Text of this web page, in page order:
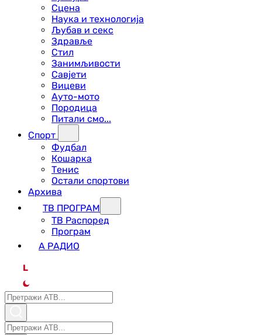
Сцена
Наука и технологија
Љубав и секс
Здравље
Стил
Занимљивости
Савјети
Вицеви
Ауто-мото
Породица
Питали смо...
Спорт
Фудбал
Кошарка
Тенис
Остали спортови
Архива
ТВ ПРОГРАМ
ТВ Распоред
Програм
А РАДИО
L